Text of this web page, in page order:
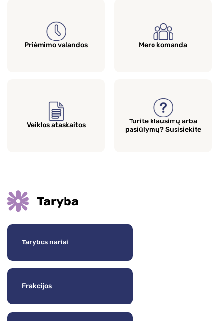
Priėmimo valandos Mero komanda
Veiklos ataskaitos
Turite klausimų arba
pasiūlymų? Susisiekite
Taryba
Tarybos nariai
Frakcijos